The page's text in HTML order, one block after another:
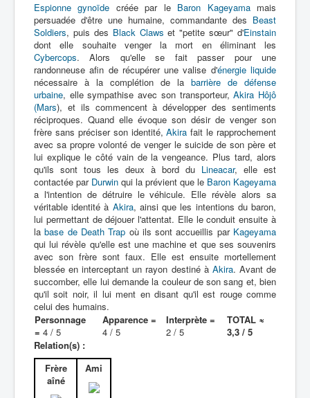
Espionne gynoïde créée par le Baron Kageyamamais
persuadée d'être une humaine, commandante des Beast
Soldiers, puis des Black Claws et "petite sœur" d'Einstain
dont elle souhaite venger la mort en éliminant les
Cybercops. Alors qu'elle se fait passer pour une
randonneuse afin de récupérer une valise d'énergie liquide
nécessaire à la complétion de la barrière de défense
urbaine, elle sympathise avec son transporteur,Akira Hôjô
(Mars), et ils commencent à développer des sentiments
réciproques. Quand elle évoque son désir de venger son
frère sans préciser son identité,Akira fait le rapprochement
avec sa propre volonté de venger le suicide de son père et
lui explique le côté vain de la vengeance. Plus tard, alors
qu'ils sont tous les deux à bord du Lineacar, elle est
contactée par Durwin qui la prévient que le Baron Kageyama
a l'intention de détruire le véhicule. Elle révèle alors sa
véritable identité à Akira, ainsi que les intentions du baron,
lui permettant de déjouer l'attentat. Elle le conduit ensuite à
labase de Death Trap où ils sont accueillis par Kageyama
qui lui révèle qu'elle est une machine et que ses souvenirs
avec son frère sont faux. Elle est ensuite mortellement
blessée en interceptant un rayon destiné à Akira. Avant de
succomber, elle lui demande la couleur de son sang et, bien
qu'il soit noir, il lui ment en disant qu'il est rouge comme
celui des humains.
Personnage
= 4 / 5
Apparence =
4 / 5
Interprète =
2 / 5
TOTAL ≈
3,3 / 5
Relation(s) :
Frère
aîné
Ami